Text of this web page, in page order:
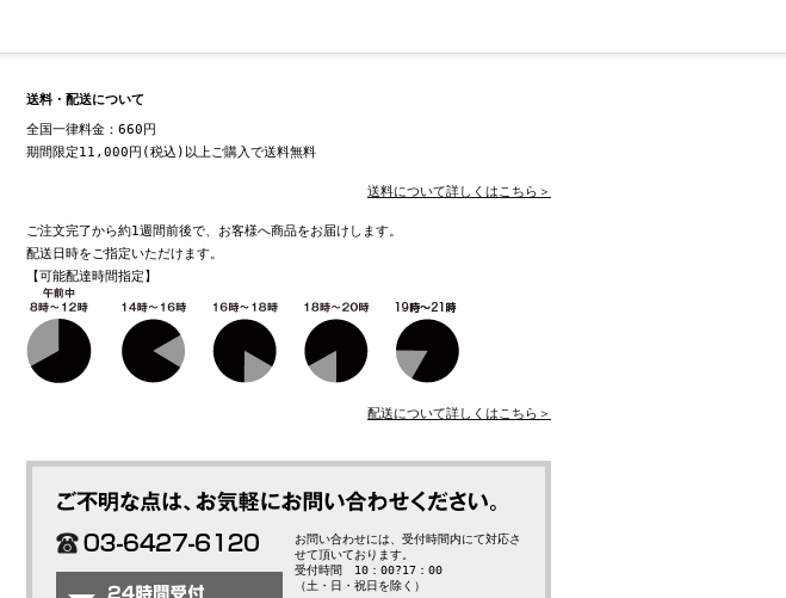
送料・配送について
全国一律料金：660円
期間限定11,000円(税込)以上ご購入で送料無料
送料について詳しくはこちら＞
ご注文完了から約1週間前後で、お客様へ商品をお届けします。
配送日時をご指定いただけます。
【可能配達時間指定】
配送について詳しくはこちら＞
お問い合わせには、受付時間内にて対応さ
せて頂いております。
受付時間 10：00?17：00
（土・日・祝日を除く）